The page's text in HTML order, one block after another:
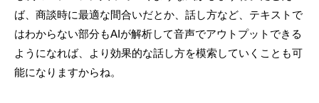
ば、商談時に最適な間合いだとか、話し方など、テキストで
はわからない部分もAIが解析して音声でアウトプットできる
ようになれば、より効果的な話し方を模索していくことも可
能になりますからね。